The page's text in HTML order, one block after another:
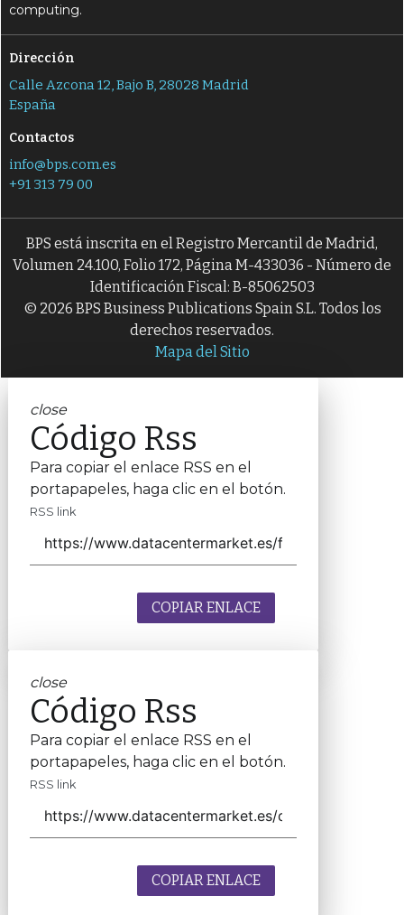
computing.
Dirección
Calle Azcona 12, Bajo B, 28028 Madrid
España
Contactos
info@bps.com.es
+91 313 79 00
BPS está inscrita en el Registro Mercantil de Madrid,
Volumen 24.100, Folio 172, Página M-433036 - Número de
Identificación Fiscal: B-85062503
© 2026 BPS Business Publications Spain S.L. Todos los
derechos reservados.
Mapa del Sitio
close
Código Rss
Para copiar el enlace RSS en el
portapapeles, haga clic en el botón.
RSS link
COPIAR ENLACE
close
Código Rss
Para copiar el enlace RSS en el
portapapeles, haga clic en el botón.
RSS link
COPIAR ENLACE